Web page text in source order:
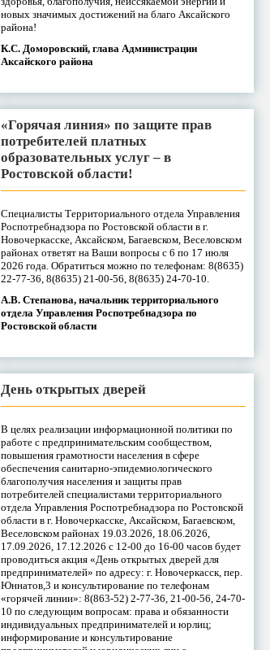
новых значимых достижений на благо Аксайского
района!
К.С. Доморовский, глава Администрации
Аксайского района
«Горячая линия» по защите прав
потребителей платных
образовательных услуг – в
Ростовской области!
Специалисты Территориального отдела Управления
Роспотребнадзора по Ростовской области в г.
Новочеркасске, Аксайском, Багаевском, Веселовском
районах ответят на Ваши вопросы с 6 по 17 июля
2026 года. Обратиться можно по телефонам: 8(8635)
22-77-36, 8(8635) 21-00-56, 8(8635) 24-70-10.
А.В. Степанова, начальник территориального
отдела Управления Роспотребнадзора по
Ростовской области
День открытых дверей
В целях реализации информационной политики по
работе с предпринимательским сообществом,
повышения грамотности населения в сфере
обеспечения санитарно-эпидемиологического
благополучия населения и защиты прав
потребителей специалистами территориального
отдела Управления Роспотребнадзора по Ростовской
области в г. Новочеркасске, Аксайском, Багаевском,
Веселовском районах 19.03.2026, 18.06.2026,
17.09.2026, 17.12.2026 с 12-00 до 16-00 часов будет
проводиться акция «День открытых дверей для
предпринимателей» по адресу: г. Новочеркасск, пер.
Юннатов,3 и консультирование по телефонам
«горячей линии»: 8(863-52) 2-77-36, 21-00-56, 24-70-
10 по следующим вопросам: права и обязанности
индивидуальных предпринимателей и юрлиц;
информирование и консультирование